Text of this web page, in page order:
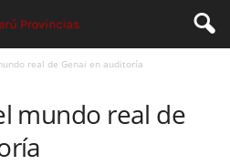
real de Genai en auditoría
mundo real de